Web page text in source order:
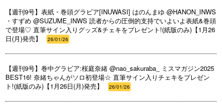
【週刊9号】表紙・巻頭グラビア[INUWASI] はのんまゆ @HANON_INWS
・すずめ @SUZUME_INWS 読者からの圧倒的支持でいよいよ表紙&巻頭
で登場♡ 直筆サイン入りグッズ&チェキをプレゼント!(紙版のみ)【1月26
日(月)発売】
26/01/26
【週刊9号】巻中グラビア:桜庭奈緒 @nao_sakuraba_ ミスマガジン2025
BEST16! 奈緒ちゃんがソロ初登場☆ 直筆サイン入りチェキをプレゼン
ト!(紙版のみ)【1月26日(月)発売】
26/01/26